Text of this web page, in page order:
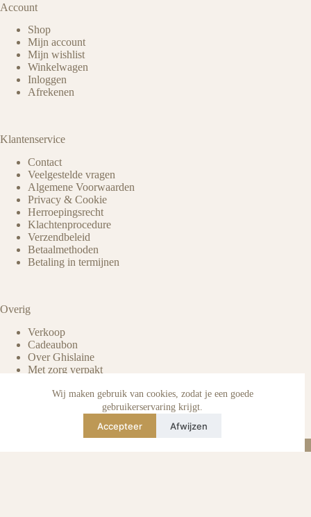
Wij maken gebruik van cookies, zodat je een goede
gebruikerservaring krijgt.
Accepteer Afwijzen
Account
Shop
Mijn account
Mijn wishlist
Winkelwagen
Inloggen
Afrekenen
Klantenservice
Contact
Veelgestelde vragen
Algemene Voorwaarden
Privacy & Cookie
Herroepingsrecht
Klachtenprocedure
Verzendbeleid
Betaalmethoden
Betaling in termijnen
Overig
Verkoop
Cadeaubon
Over Ghislaine
Met zorg verpakt
Verzorging & onderhoud
Echtheid van reviews